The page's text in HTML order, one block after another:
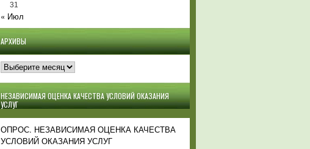
31
« Июл
АРХИВЫ
Архивы
НЕЗАВИСИМАЯ ОЦЕНКА КАЧЕСТВА УСЛОВИЙ ОКАЗАНИЯ
УСЛУГ
ОПРОС. НЕЗАВИСИМАЯ ОЦЕНКА КАЧЕСТВА
УСЛОВИЙ ОКАЗАНИЯ УСЛУГ